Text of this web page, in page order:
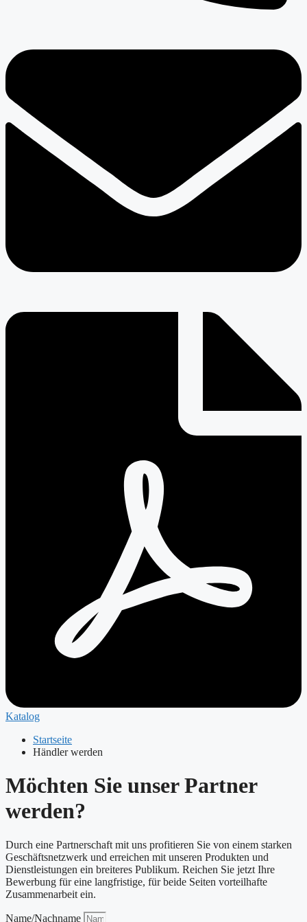
Katalog
Startseite
Händler werden
Möchten Sie unser Partner
werden?
Durch eine Partnerschaft mit uns profitieren Sie von einem starken
Geschäftsnetzwerk und erreichen mit unseren Produkten und
Dienstleistungen ein breiteres Publikum. Reichen Sie jetzt Ihre
Bewerbung für eine langfristige, für beide Seiten vorteilhafte
Zusammenarbeit ein.
Name/Nachname